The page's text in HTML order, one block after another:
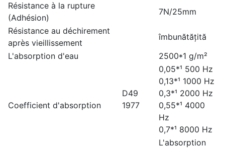
Résistance à la rupture
(Adhésion)
7N/25mm
Résistance au déchirement
après vieillissement
îmbunătățită
L'absorption d'eau
2500*1 g/m²
Coefficient d'absorption
D49
1977
0,05*¹ 500 Hz
0,13*¹ 1000 Hz
0,3*¹ 2000 Hz
0,55*¹ 4000
Hz
0,7*¹ 8000 Hz
L'absorption